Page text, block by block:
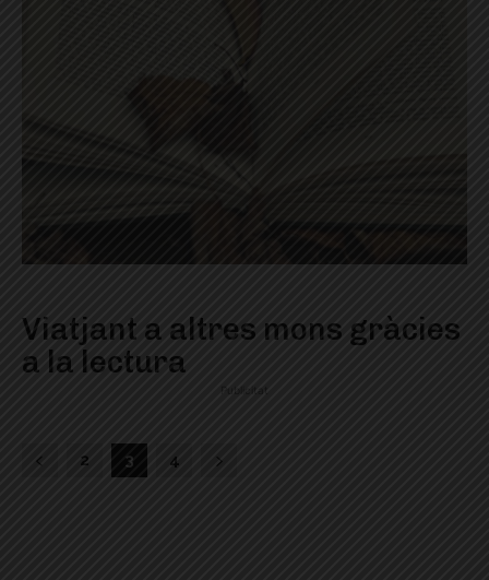
Viatjant a altres mons gràcies
a la lectura
Publicitat
2 3 4